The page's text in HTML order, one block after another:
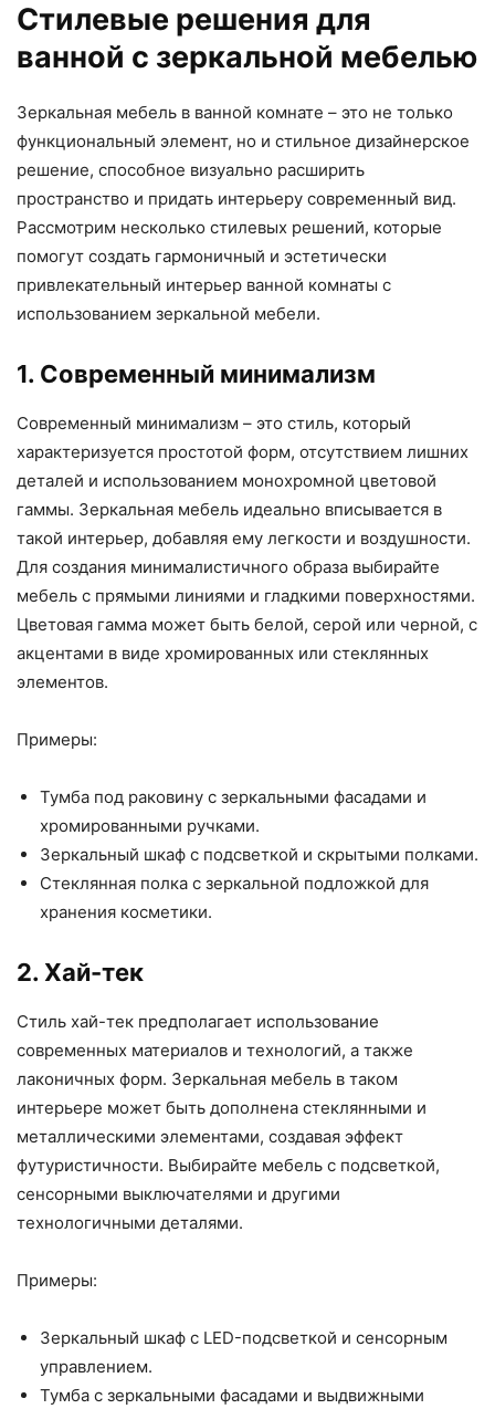
Стилевые решения для
ванной с зеркальной мебелью
Зеркальная мебель в ванной комнате – это не только
функциональный элемент, но и стильное дизайнерское
решение, способное визуально расширить
пространство и придать интерьеру современный вид.
Рассмотрим несколько стилевых решений, которые
помогут создать гармоничный и эстетически
привлекательный интерьер ванной комнаты с
использованием зеркальной мебели.
1. Современный минимализм
Современный минимализм – это стиль, который
характеризуется простотой форм, отсутствием лишних
деталей и использованием монохромной цветовой
гаммы. Зеркальная мебель идеально вписывается в
такой интерьер, добавляя ему легкости и воздушности.
Для создания минималистичного образа выбирайте
мебель с прямыми линиями и гладкими поверхностями.
Цветовая гамма может быть белой, серой или черной, с
акцентами в виде хромированных или стеклянных
элементов.
Примеры:
Тумба под раковину с зеркальными фасадами и
хромированными ручками.
Зеркальный шкаф с подсветкой и скрытыми полками.
Стеклянная полка с зеркальной подложкой для
хранения косметики.
2. Хай-тек
Стиль хай-тек предполагает использование
современных материалов и технологий, а также
лаконичных форм. Зеркальная мебель в таком
интерьере может быть дополнена стеклянными и
металлическими элементами, создавая эффект
футуристичности. Выбирайте мебель с подсветкой,
сенсорными выключателями и другими
технологичными деталями.
Примеры:
Зеркальный шкаф с LED-подсветкой и сенсорным
управлением.
Тумба с зеркальными фасадами и выдвижными